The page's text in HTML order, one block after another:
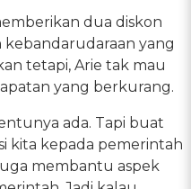
dua diskon
yang
tetapi, Arie tak mau
yang berkurang.
ada. Tapi buat
kita kepada pemerintah
membantu aspek